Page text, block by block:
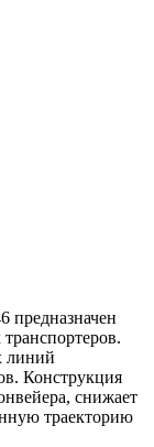
предназначен
линий
Конструкция
снижает
траекторию